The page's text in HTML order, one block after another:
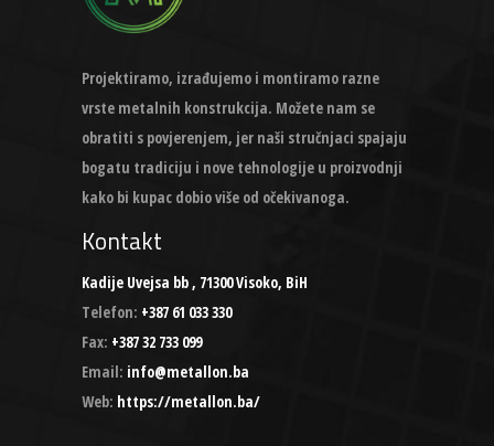
Projektiramo, izrađujemo i montiramo razne
vrste metalnih konstrukcija. Možete nam se
obratiti s povjerenjem, jer naši stručnjaci spajaju
bogatu tradiciju i nove tehnologije u proizvodnji
kako bi kupac dobio više od očekivanoga.
Kontakt
Kadije Uvejsa bb , 71300 Visoko, BiH
Telefon: +387 61 033 330
Fax: +387 32 733 099
Email: info@metallon.ba
Web: https://metallon.ba/